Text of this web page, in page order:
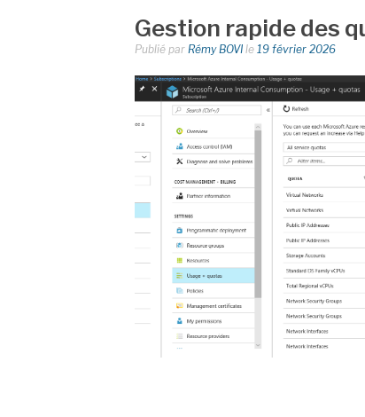
Gestion rapide des
Publié par Rémy BOVI le 19 février 2026